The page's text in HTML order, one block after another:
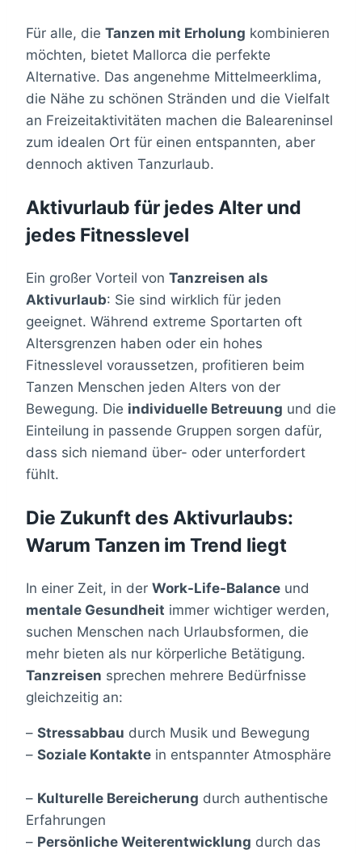
Für alle, die Tanzen mit Erholung kombinieren
möchten, bietet Mallorca die perfekte
Alternative. Das angenehme Mittelmeerklima,
die Nähe zu schönen Stränden und die Vielfalt
an Freizeitaktivitäten machen die Baleareninsel
zum idealen Ort für einen entspannten, aber
dennoch aktiven Tanzurlaub.
Aktivurlaub für jedes Alter und
jedes Fitnesslevel
Ein großer Vorteil von Tanzreisen als
Aktivurlaub: Sie sind wirklich für jeden
geeignet. Während extreme Sportarten oft
Altersgrenzen haben oder ein hohes
Fitnesslevel voraussetzen, profitieren beim
Tanzen Menschen jeden Alters von der
Bewegung. Die individuelle Betreuung und die
Einteilung in passende Gruppen sorgen dafür,
dass sich niemand über- oder unterfordert
fühlt.
Die Zukunft des Aktivurlaubs:
Warum Tanzen im Trend liegt
In einer Zeit, in der Work-Life-Balance und
mentale Gesundheit immer wichtiger werden,
suchen Menschen nach Urlaubsformen, die
mehr bieten als nur körperliche Betätigung.
Tanzreisen sprechen mehrere Bedürfnisse
gleichzeitig an:
– Stressabbau durch Musik und Bewegung
– Soziale Kontakte in entspannter Atmosphäre
– Kulturelle Bereicherung durch authentische
Erfahrungen
– Persönliche Weiterentwicklung durch das